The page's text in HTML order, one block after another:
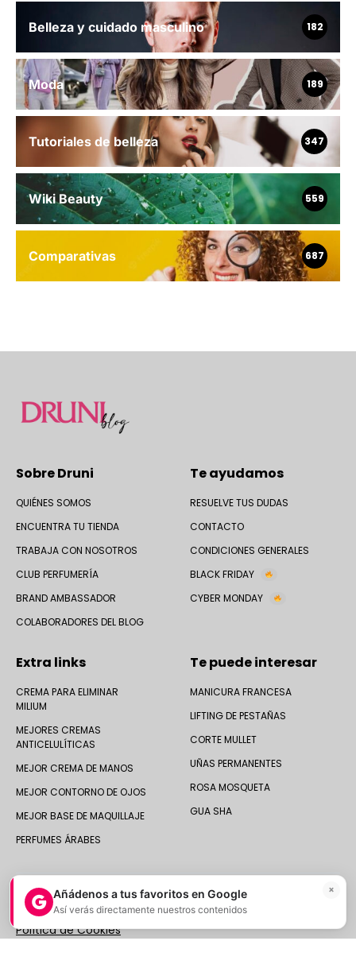
Belleza y cuidado masculino 182
Moda 189
Tutoriales de belleza 347
Wiki Beauty 559
Comparativas 687
Sobre Druni
QUIÉNES SOMOS
ENCUENTRA TU TIENDA
TRABAJA CON NOSOTROS
CLUB PERFUMERÍA
BRAND AMBASSADOR
COLABORADORES DEL BLOG
Te ayudamos
RESUELVE TUS DUDAS
CONTACTO
CONDICIONES GENERALES
BLACK FRIDAY
CYBER MONDAY
Extra links
CREMA PARA ELIMINAR
MILIUM
MEJORES CREMAS
ANTICELULÍTICAS
MEJOR CREMA DE MANOS
MEJOR CONTORNO DE OJOS
MEJOR BASE DE MAQUILLAJE
PERFUMES ÁRABES
Te puede interesar
MANICURA FRANCESA
LIFTING DE PESTAÑAS
CORTE MULLET
UÑAS PERMANENTES
ROSA MOSQUETA
GUA SHA
© 2025 Druni España ·Aviso legal|Política de Privacidad
Política de Cookies
Añádenos a tus favoritos en Google
Así verás directamente nuestros contenidos
×